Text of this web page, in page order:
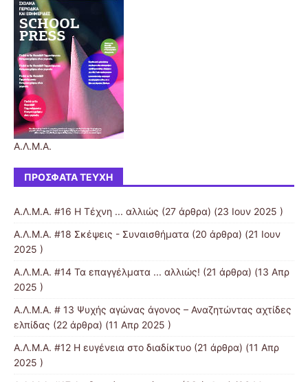
Α.Λ.Μ.Α.
ΠΡΌΣΦΑΤΑ ΤΕΎΧΗ
Α.Λ.Μ.Α. #16 Η Τέχνη ... αλλιώς (27 άρθρα) (23 Ιουν 2025 )
Α.Λ.Μ.Α. #18 Σκέψεις - Συναισθήματα (20 άρθρα) (21 Ιουν
2025 )
Α.Λ.Μ.Α. #14 Τα επαγγέλματα ... αλλιώς! (21 άρθρα) (13 Απρ
2025 )
Α.Λ.Μ.Α. # 13 Ψυχής αγώνας άγονος – Αναζητώντας αχτίδες
ελπίδας (22 άρθρα) (11 Απρ 2025 )
Α.Λ.Μ.Α. #12 Η ευγένεια στο διαδίκτυο (21 άρθρα) (11 Απρ
2025 )